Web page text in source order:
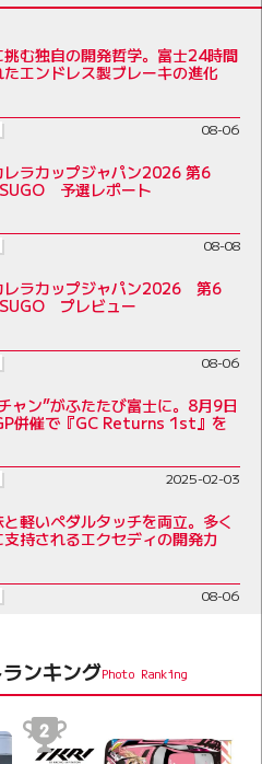
挑む独自の開発哲学。富士24時間
エンドレス製ブレーキの進化
08-06
レラカップジャパン2026 第6
予選レポート
08-08
レラカップジャパン2026 第6
プレビュー
08-06
ャン”がふたたび富士に。8月9日
併催で『GC Returns 1st』を
2025-02-03
軽いペダルタッチを両立。多く
持されるエクセディの開発力
08-06
ンキング